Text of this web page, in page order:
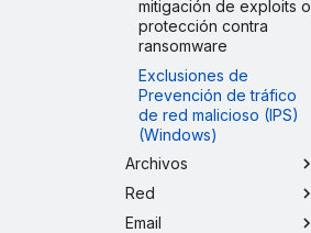
mitigación de exploits o
protección contra
ransomware
Exclusiones de
Prevención de tráfico
de red malicioso (IPS)
(Windows)
Archivos
Red
Email